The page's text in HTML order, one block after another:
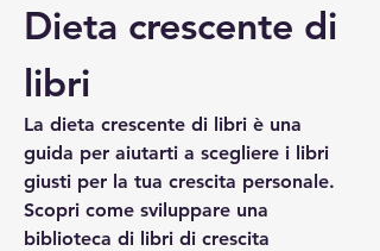
Dieta crescente di
libri
La dieta crescente di libri è una
guida per aiutarti a scegliere i libri
giusti per la tua crescita personale.
Scopri come sviluppare una
biblioteca di libri di crescita